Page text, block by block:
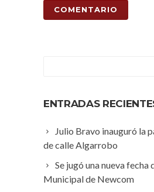
ENTRADAS
Julio Bravo inauguró la
de calle Algarrobo
Se jugó una nueva fecha
Municipal de Newcom